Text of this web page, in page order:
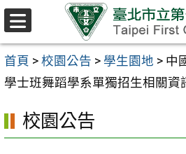
跳至主要內容區
首頁 > 校園公告 > 學生園地 > 中
學士班舞蹈學系單獨招生相關資
校園公告
選
單